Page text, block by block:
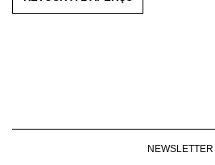
NEWSLETTER